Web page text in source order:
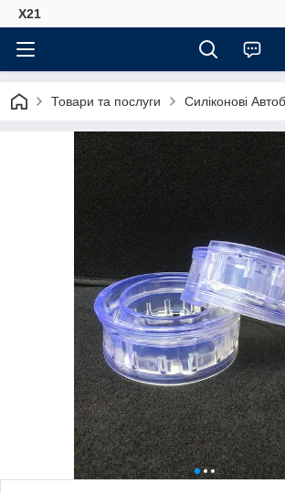
Х21
Товари та послуги Силіконові